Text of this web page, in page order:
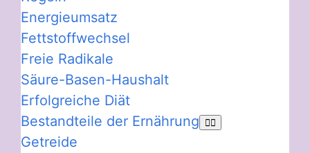
Energieumsatz
Fettstoffwechsel
Freie Radikale
Säure-Basen-Haushalt
Erfolgreiche Diät
Bestandteile der Ernährung
Getreide